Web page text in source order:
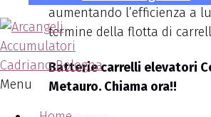
Menu
aumentando l’efficienza a
termine della flotta di
Batterie carrelli elevatori
Metauro. Chiama ora!!